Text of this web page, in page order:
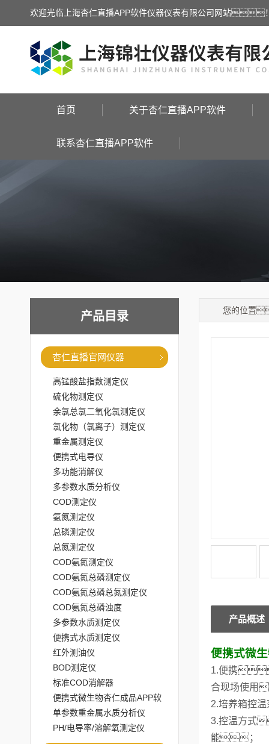
欢迎光临上海杏仁直播APP软件仪器仪表有限公司网站
首页 关于杏仁直播APP软件
联系杏仁直播APP软件
产品目录
杏仁直播官网仪器
高锰酸盐指数测定仪
硫化物测定仪
余氯总氯二氧化氯测定仪
氯化物（氯离子）测定仪
重金属测定仪
便携式电导仪
多功能消解仪
多参数水质分析仪
COD测定仪
氨氮测定仪
总磷测定仪
总氮测定仪
COD氨氮测定仪
COD氨氮总磷测定仪
COD氨氮总磷总氮测定仪
COD氨氮总磷浊度
多参数水质测定仪
便携式水质测定仪
红外测油仪
BOD测定仪
标准COD消解器
便携式微生物杏仁成品APP软
件直播大全
单参数重金属水质分析仪
PH/电导率/溶解氧测定仪
您的位置
产品概述
便携式微
1.便携
合现场使
2.培养箱控
3.控温方式
能；